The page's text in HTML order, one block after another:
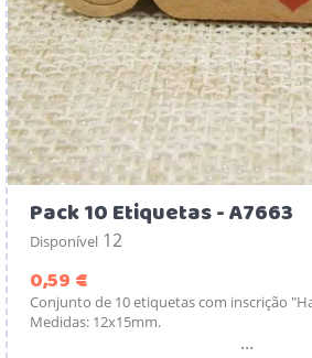
Pack 10 Etiquetas - A7663
Disponível 12
0,59 €
Conjunto de 10 etiquetas com inscrição
Medidas: 12x15mm.
...